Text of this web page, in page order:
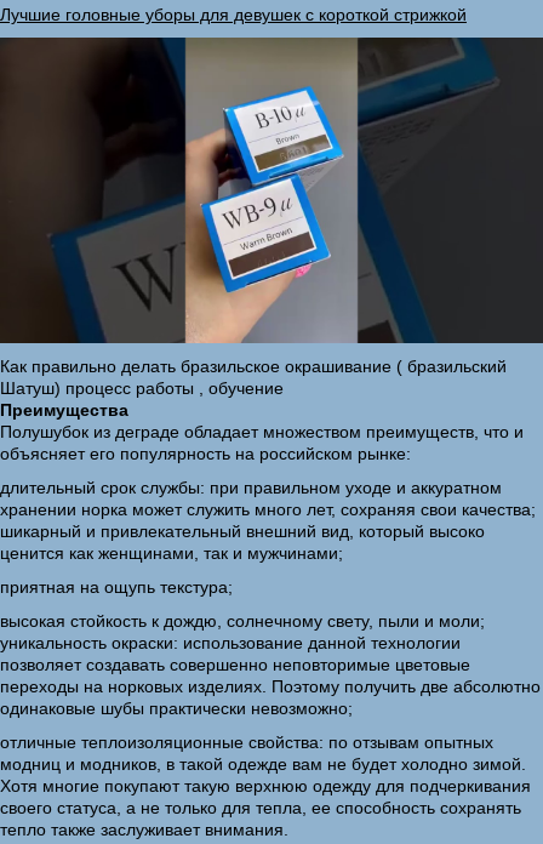
Лучшие головные уборы для девушек с короткой стрижкой
Как правильно делать бразильское окрашивание ( бразильский
Шатуш) процесс работы , обучение
Преимущества
Полушубок из деграде обладает множеством преимуществ, что и
объясняет его популярность на российском рынке:
длительный срок службы: при правильном уходе и аккуратном
хранении норка может служить много лет, сохраняя свои качества;
шикарный и привлекательный внешний вид, который высоко
ценится как женщинами, так и мужчинами;
приятная на ощупь текстура;
высокая стойкость к дождю, солнечному свету, пыли и моли;
уникальность окраски: использование данной технологии
позволяет создавать совершенно неповторимые цветовые
переходы на норковых изделиях. Поэтому получить две абсолютно
одинаковые шубы практически невозможно;
отличные теплоизоляционные свойства: по отзывам опытных
модниц и модников, в такой одежде вам не будет холодно зимой.
Хотя многие покупают такую верхнюю одежду для подчеркивания
своего статуса, а не только для тепла, ее способность сохранять
тепло также заслуживает внимания.